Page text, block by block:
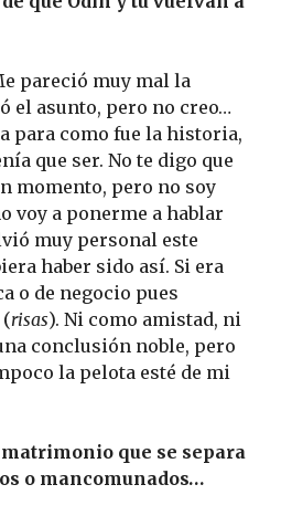
pareció muy mal la
el asunto, pero no creo…
para como fue la historia,
que ser. No te digo que
momento, pero no soy
voy a ponerme a hablar
muy personal este
haber sido así. Si era
o de negocio pues
risas). Ni como amistad, ni
conclusión noble, pero
la pelota esté de mi
que se separa
o mancomunados…